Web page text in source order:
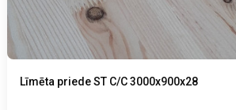
Līmēta priede ST C/C 3000x900x28